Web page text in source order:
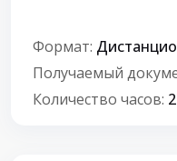
Формат:
Получаемый
Количество часов: